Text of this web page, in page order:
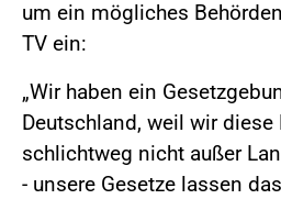
um ein mögliches
TV ein:
„Wir haben ein
Deutschland, weil wir diese
schlichtweg nicht außer
- unsere Gesetze lassen